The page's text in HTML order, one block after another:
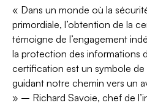
« Dans un monde où la
primordiale, l’obtention de la
témoigne de l’engagement
la protection des informations
certification est un symbole
guidant notre chemin vers un
» – Richard Savoie, chef de